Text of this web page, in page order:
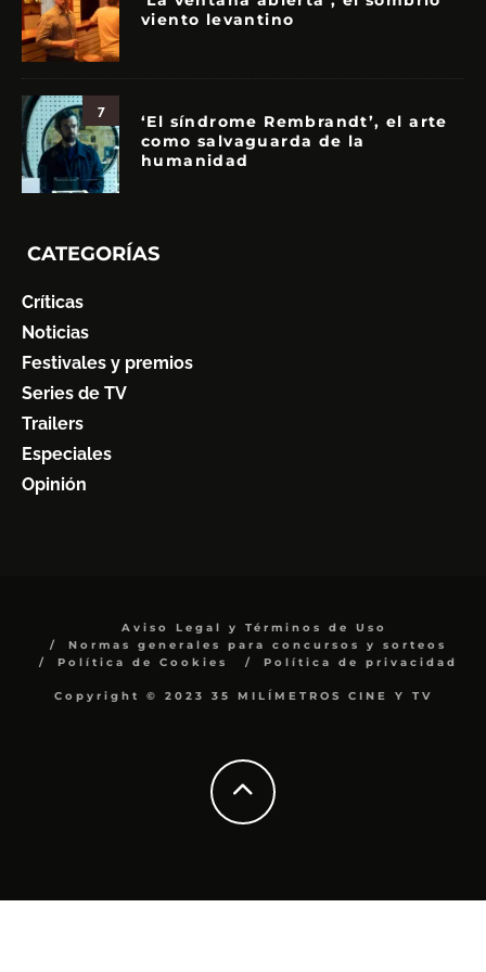
viento levantino
7
‘El síndrome Rembrandt’, el arte
como salvaguarda de la
humanidad
CATEGORÍAS
Críticas
Noticias
Festivales y premios
Series de TV
Trailers
Especiales
Opinión
Aviso Legal y Términos de Uso
Normas generales para concursos y sorteos
Política de Cookies
Política de privacidad
Copyright © 2023 35 MILÍMETROS CINE Y TV